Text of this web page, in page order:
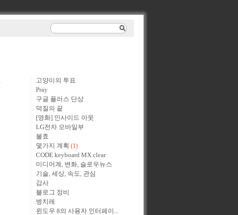
고양이의 투표
Pray
구글 플러스 단상
덕질의 끝
[영화] 인사이드 아웃
LG전자 모바일부
불효
몇가지 계획 (1)
CODE keyboard MX clear
미디어계, 변화, 슬로우뉴스
기술, 세상, 속도, 관심
감사
블로그 정비
병치레
윈도우 8의 사용자 인터페이...